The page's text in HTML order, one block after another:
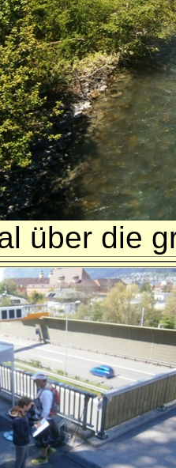
über die